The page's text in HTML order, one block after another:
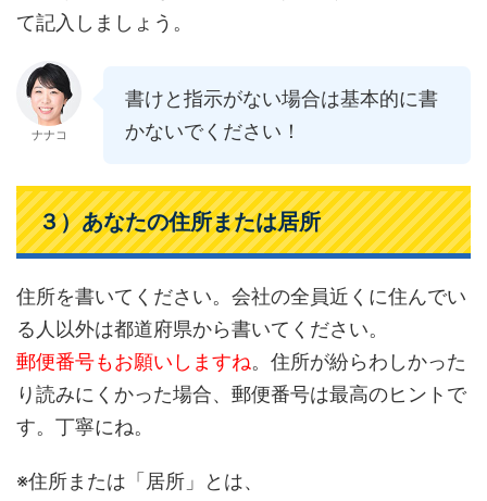
て記入しましょう。
ナナコ
書けと指示がない場合は基本的に書
かないでください！
３）あなたの住所または居所
住所を書いてください。会社の全員近くに住んでい
る人以外は都道府県から書いてください。
郵便番号もお願いしますね。住所が紛らわしかった
り読みにくかった場合、郵便番号は最高のヒントで
す。丁寧にね。
※住所または「居所」とは、